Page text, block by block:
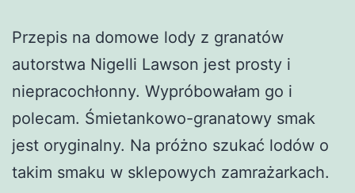
Przepis na domowe lody z granatów
autorstwa Nigelli Lawson jest prosty i
niepracochłonny. Wypróbowałam go i
polecam. Śmietankowo-granatowy smak
jest oryginalny. Na próżno szukać lodów o
takim smaku w sklepowych zamrażarkach.